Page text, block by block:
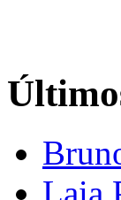
Laia